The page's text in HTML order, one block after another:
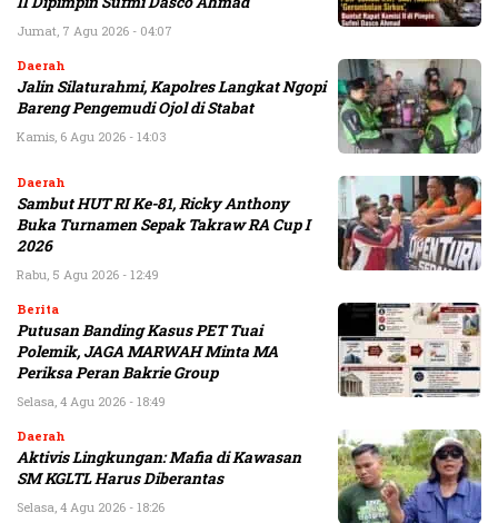
Jumat, 7 Agu 2026 - 04:07
Daerah
Jalin Silaturahmi, Kapolres Langkat Ngopi
Bareng Pengemudi Ojol di Stabat
Kamis, 6 Agu 2026 - 14:03
Daerah
Sambut HUT RI Ke-81, Ricky Anthony
Buka Turnamen Sepak Takraw RA Cup I
2026
Rabu, 5 Agu 2026 - 12:49
Berita
Putusan Banding Kasus PET Tuai
Polemik, JAGA MARWAH Minta MA
Periksa Peran Bakrie Group
Selasa, 4 Agu 2026 - 18:49
Daerah
Aktivis Lingkungan: Mafia di Kawasan
SM KGLTL Harus Diberantas
Selasa, 4 Agu 2026 - 18:26